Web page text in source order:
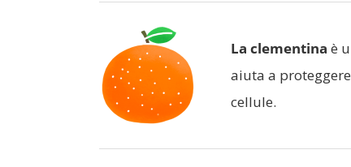
La clementina è
aiuta a
cellule.